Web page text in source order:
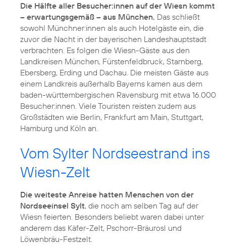
Die Hälfte aller Besucher:innen auf der Wiesn kommt
– erwartungsgemäß – aus München. Das schließt
sowohl Münchner:innen als auch Hotelgäste ein, die
zuvor die Nacht in der bayerischen Landeshauptstadt
verbrachten. Es folgen die Wiesn-Gäste aus den
Landkreisen München, Fürstenfeldbruck, Starnberg,
Ebersberg, Erding und Dachau. Die meisten Gäste aus
einem Landkreis außerhalb Bayerns kamen aus dem
baden-württembergischen Ravensburg mit etwa 16.000
Besucher:innen. Viele Touristen reisten zudem aus
Großstädten wie Berlin, Frankfurt am Main, Stuttgart,
Hamburg und Köln an.
Vom Sylter Nordseestrand ins
Wiesn-Zelt
Die weiteste Anreise hatten Menschen von der
Nordseeinsel Sylt, die noch am selben Tag auf der
Wiesn feierten. Besonders beliebt waren dabei unter
anderem das Käfer-Zelt, Pschorr-Bräurosl und
Löwenbräu-Festzelt.